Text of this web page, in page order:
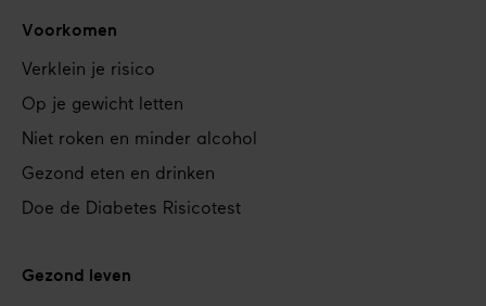
Voorkomen
Verklein je risico
Op je gewicht letten
Niet roken en minder alcohol
Gezond eten en drinken
Doe de Diabetes Risicotest
Gezond leven